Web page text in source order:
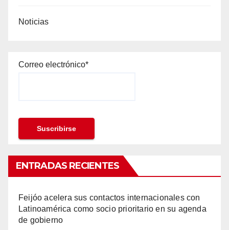
Noticias
Correo electrónico*
ENTRADAS RECIENTES
Feijóo acelera sus contactos internacionales con
Latinoamérica como socio prioritario en su agenda
de gobierno